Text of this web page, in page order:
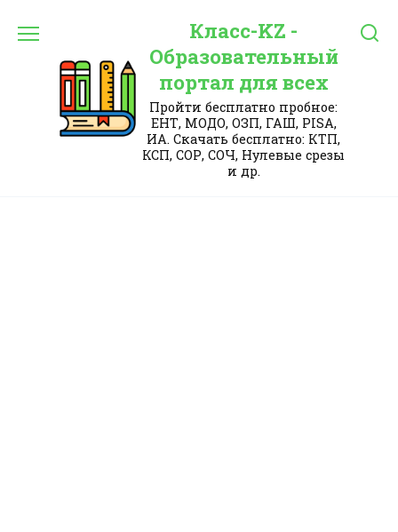
Класс-KZ -
Образовательный
портал для всех
Пройти бесплатно пробное:
ЕНТ, МОДО, ОЗП, ГАШ, PISA,
ИА. Скачать бесплатно: КТП,
КСП, СОР, СОЧ, Нулевые срезы
и др.